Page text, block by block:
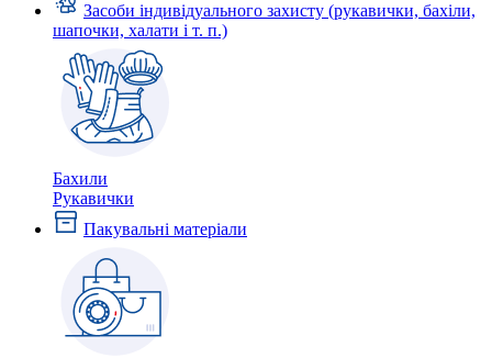
Засоби індивідуального захисту (рукавички, бахіли,
шапочки, халати і т. п.)
Бахили
Рукавички
Пакувальні матеріали